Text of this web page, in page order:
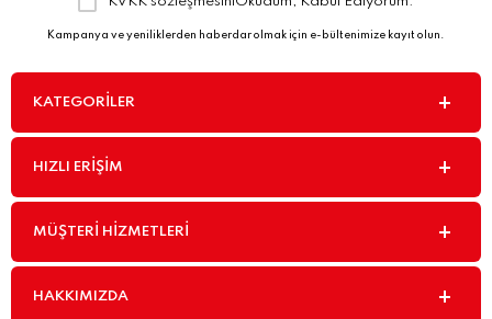
Kampanya ve yeniliklerden haberdar olmak için e-bültenimize kayıt olun.
KATEGORILER
HIZLI ERIŞIM
MÜŞTERI HIZMETLERI
HAKKIMIZDA